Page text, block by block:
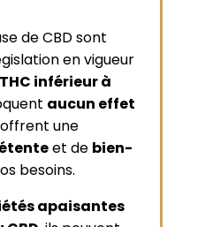
de CBD sont
en vigueur
inférieur à
aucun effet
offrent une
et de bien-
besoins.
apaisantes